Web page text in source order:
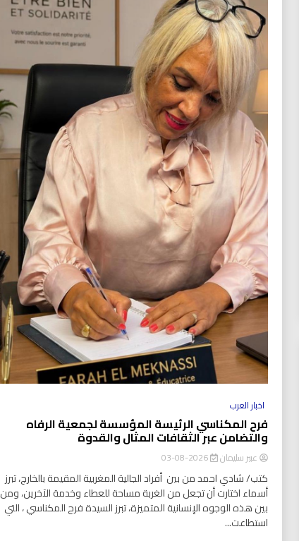
اخبار العرب
فرح المكناسي الرئيسة المؤسسة لجمعية الرفاه
والتضامن عبر الثقافات المثال والقدوة
عبير سليمان 2026-08-03
كتب/ شادي احمد من بين أفراد الجالية المغربية المقيمة بالخارج، تبرز
أسماء اختارت أن تجعل من الغربة مساحة للعطاء وخدمة الآخرين، ومن
بين هذه الوجوه الإنسانية المتميزة، تبرز السيدة فرح المكناسي ، التي
استطاعت...